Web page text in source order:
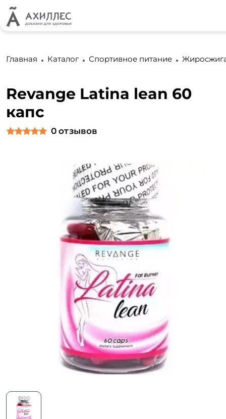
Главная Каталог Спортивное питание
Revange Latina lean 60
капс
0 отзывов